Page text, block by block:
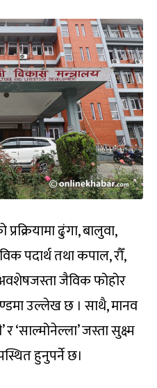
ढुंगा, बालुवा,
पदार्थ तथा कपाल, रौँ,
जैविक फोहोर
उल्लेख छ । साथै, मानव
‘साल्मोनेल्ला’ जस्ता सुक्ष्म
हुनुपर्ने छ।